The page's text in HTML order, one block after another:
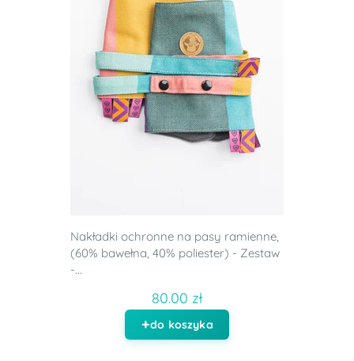
Nakładki ochronne na pasy ramienne,
(60% bawełna, 40% poliester) - Zestaw
-...
80.00 zł
do koszyka